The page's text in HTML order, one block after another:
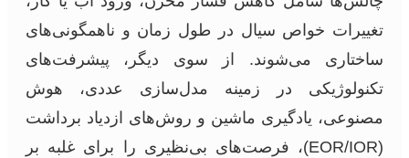
تغییرات خواص سیال در طول زمان و ناهمگونی‌های
ساختاری می‌شوند. از سوی دیگر، پیشرفت‌های
تکنولوژیکی در زمینه مدل‌سازی عددی، هوش
مصنوعی، یادگیری ماشین و روش‌های ازدیاد برداشت
(EOR/IOR)، فرصت‌های بی‌نظیری را برای غلبه بر